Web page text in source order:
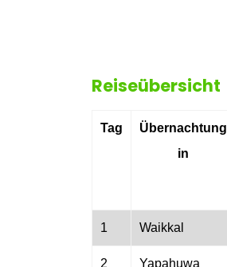
Reiseübersicht
Tag
Übernachtung
in
1 Waikkal
2 Yapahuwa